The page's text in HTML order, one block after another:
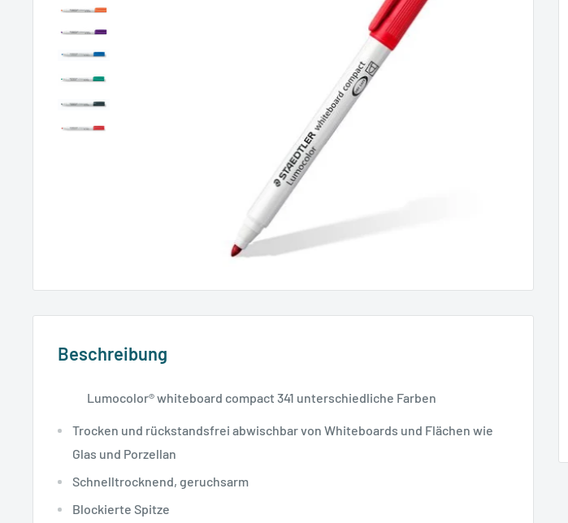
Beschreibung
Lumocolor® whiteboard compact 341 unterschiedliche Farben
Trocken und rückstandsfrei abwischbar von Whiteboards und Flächen wie
Glas und Porzellan
Schnelltrocknend, geruchsarm
Blockierte Spitze